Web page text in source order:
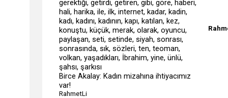
Birce Akalay: Kadın mizahına ihtiyacımız
var!
RahmetLi